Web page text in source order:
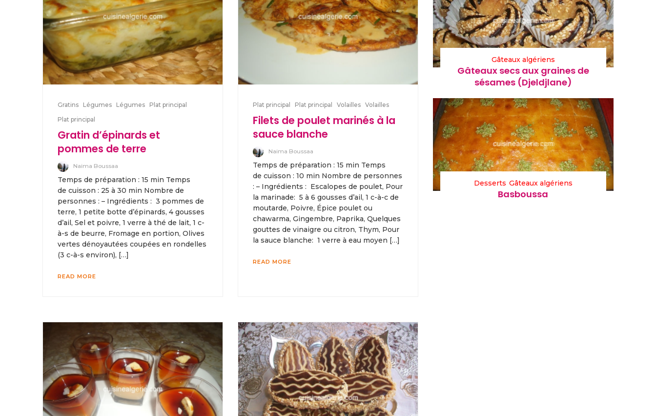
Gratins Légumes Légumes
Plat principal
Plat principal
Gratin d’épinards et
pommes de terre
Naima Boussaa
Temps de préparation : 15 min Temps
de cuisson : 25 à 30 min Nombre de
personnes : – Ingrédients : 3 pommes de
terre, 1 petite botte d’épinards, 4 gousses
d’ail, Sel et poivre, 1 verre à thé de lait, 1 c-
à-s de beurre, Fromage en portion, Olives
vertes dénoyautées coupées en rondelles
(3 c-à-s environ), […]
READ MORE
Plat principal Plat principal Volailles Volailles
Filets de poulet marinés à la
sauce blanche
Naima Boussaa
Temps de préparation : 15 min Temps
de cuisson : 10 min Nombre de personnes
: – Ingrédients : Escalopes de poulet, Pour
la marinade: 5 à 6 gousses d’ail, 1 c-à-c de
moutarde, Poivre, Épice poulet ou
chawarma, Gingembre, Paprika, Quelques
gouttes de vinaigre ou citron, Thym, Pour
la sauce blanche: 1 verre à eau moyen […]
READ MORE
Gâteaux algériens
Gâteaux secs aux graines de
sésames (Djeldjlane)
Desserts Gâteaux algériens
Basboussa